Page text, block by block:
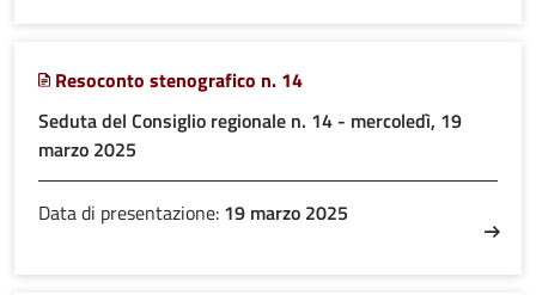
Resoconto stenografico n. 14
Seduta del Consiglio regionale n. 14 - mercoledì, 19
marzo 2025
Data di presentazione: 19 marzo 2025